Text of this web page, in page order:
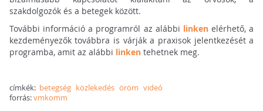
szakdolgozók és a betegek között.
További információ a programról az alábbi linkenelérhető, a
kezdeményezők továbbra is várják a praxisok jelentkezését a
programba, amit az alábbi linkentehetnek meg.
címkék: betegség közlekedés öröm videó
forrás:vmkomm